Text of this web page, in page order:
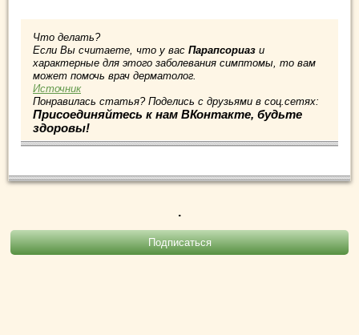
Что делать?
Если Вы считаете, что у вас Парапсориаз и
характерные для этого заболевания симптомы, то вам
может помочь врач дерматолог.
Источник
Понравилась статья? Поделись с друзьями в соц.сетях:
Присоединяйтесь к нам ВКонтакте, будьте
здоровы!
.